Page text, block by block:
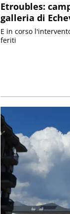
Etroubles:
galleria di
E in corso
feriti